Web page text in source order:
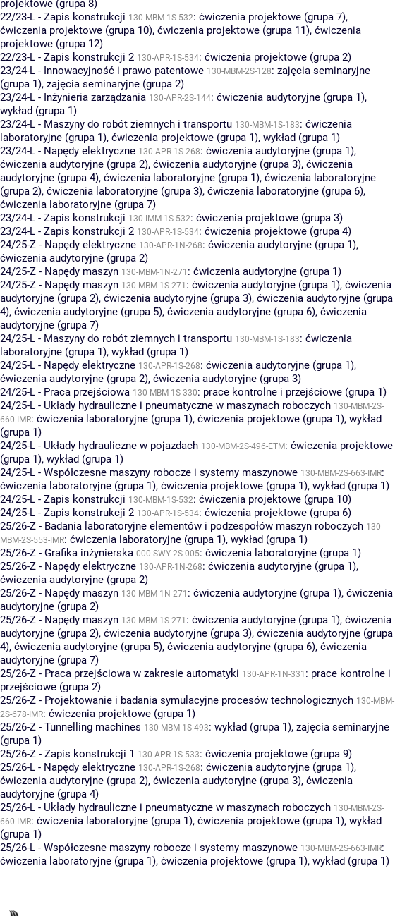
projektowe (grupa 8)
22/23-L - Zapis konstrukcji 130-MBM-1S-532: ćwiczenia projektowe (grupa 7),
ćwiczenia projektowe (grupa 10), ćwiczenia projektowe (grupa 11), ćwiczenia
projektowe (grupa 12)
22/23-L - Zapis konstrukcji 2 130-APR-1S-534: ćwiczenia projektowe (grupa 2)
23/24-L - Innowacyjność i prawo patentowe 130-MBM-2S-128: zajęcia seminaryjne
(grupa 1), zajęcia seminaryjne (grupa 2)
23/24-L - Inżynieria zarządzania 130-APR-2S-144: ćwiczenia audytoryjne (grupa 1),
wykład (grupa 1)
23/24-L - Maszyny do robót ziemnych i transportu 130-MBM-1S-183: ćwiczenia
laboratoryjne (grupa 1), ćwiczenia projektowe (grupa 1), wykład (grupa 1)
23/24-L - Napędy elektryczne 130-APR-1S-268: ćwiczenia audytoryjne (grupa 1),
ćwiczenia audytoryjne (grupa 2), ćwiczenia audytoryjne (grupa 3), ćwiczenia
audytoryjne (grupa 4), ćwiczenia laboratoryjne (grupa 1), ćwiczenia laboratoryjne
(grupa 2), ćwiczenia laboratoryjne (grupa 3), ćwiczenia laboratoryjne (grupa 6),
ćwiczenia laboratoryjne (grupa 7)
23/24-L - Zapis konstrukcji 130-IMM-1S-532: ćwiczenia projektowe (grupa 3)
23/24-L - Zapis konstrukcji 2 130-APR-1S-534: ćwiczenia projektowe (grupa 4)
24/25-Z - Napędy elektryczne 130-APR-1N-268: ćwiczenia audytoryjne (grupa 1),
ćwiczenia audytoryjne (grupa 2)
24/25-Z - Napędy maszyn 130-MBM-1N-271 : ćwiczenia audytoryjne (grupa 1)
24/25-Z - Napędy maszyn 130-MBM-1S-271 : ćwiczenia audytoryjne (grupa 1), ćwiczenia
audytoryjne (grupa 2), ćwiczenia audytoryjne (grupa 3), ćwiczenia audytoryjne (grupa
4), ćwiczenia audytoryjne (grupa 5), ćwiczenia audytoryjne (grupa 6), ćwiczenia
audytoryjne (grupa 7)
24/25-L - Maszyny do robót ziemnych i transportu 130-MBM-1S-183: ćwiczenia
laboratoryjne (grupa 1), wykład (grupa 1)
24/25-L - Napędy elektryczne 130-APR-1S-268: ćwiczenia audytoryjne (grupa 1),
ćwiczenia audytoryjne (grupa 2), ćwiczenia audytoryjne (grupa 3)
24/25-L - Praca przejściowa 130-MBM-1S-330: prace kontrolne i przejściowe (grupa 1)
24/25-L - Układy hydrauliczne i pneumatyczne w maszynach roboczych 130-MBM-2S-
660-IMR: ćwiczenia laboratoryjne (grupa 1), ćwiczenia projektowe (grupa 1), wykład
(grupa 1)
24/25-L - Układy hydrauliczne w pojazdach 130-MBM-2S-496-ETM: ćwiczenia projektowe
(grupa 1), wykład (grupa 1)
24/25-L - Współczesne maszyny robocze i systemy maszynowe 130-MBM-2S-663-IMR:
ćwiczenia laboratoryjne (grupa 1), ćwiczenia projektowe (grupa 1), wykład (grupa 1)
24/25-L - Zapis konstrukcji 130-MBM-1S-532: ćwiczenia projektowe (grupa 10)
24/25-L - Zapis konstrukcji 2 130-APR-1S-534: ćwiczenia projektowe (grupa 6)
25/26-Z - Badania laboratoryjne elementów i podzespołów maszyn roboczych 130-
MBM-2S-553-IMR: ćwiczenia laboratoryjne (grupa 1), wykład (grupa 1)
25/26-Z - Grafika inżynierska 000-SWY-2S-005: ćwiczenia laboratoryjne (grupa 1)
25/26-Z - Napędy elektryczne 130-APR-1N-268: ćwiczenia audytoryjne (grupa 1),
ćwiczenia audytoryjne (grupa 2)
25/26-Z - Napędy maszyn 130-MBM-1N-271 : ćwiczenia audytoryjne (grupa 1), ćwiczenia
audytoryjne (grupa 2)
25/26-Z - Napędy maszyn 130-MBM-1S-271 : ćwiczenia audytoryjne (grupa 1), ćwiczenia
audytoryjne (grupa 2), ćwiczenia audytoryjne (grupa 3), ćwiczenia audytoryjne (grupa
4), ćwiczenia audytoryjne (grupa 5), ćwiczenia audytoryjne (grupa 6), ćwiczenia
audytoryjne (grupa 7)
25/26-Z - Praca przejściowa w zakresie automatyki 130-APR-1N-331 : prace kontrolne i
przejściowe (grupa 2)
25/26-Z - Projektowanie i badania symulacyjne procesów technologicznych 130-MBM-
2S-678-IMR: ćwiczenia projektowe (grupa 1)
25/26-Z - Tunnelling machines 130-MBM-1S-493: wykład (grupa 1), zajęcia seminaryjne
(grupa 1)
25/26-Z - Zapis konstrukcji 1 130-APR-1S-533: ćwiczenia projektowe (grupa 9)
25/26-L - Napędy elektryczne 130-APR-1S-268: ćwiczenia audytoryjne (grupa 1),
ćwiczenia audytoryjne (grupa 2), ćwiczenia audytoryjne (grupa 3), ćwiczenia
audytoryjne (grupa 4)
25/26-L - Układy hydrauliczne i pneumatyczne w maszynach roboczych 130-MBM-2S-
660-IMR: ćwiczenia laboratoryjne (grupa 1), ćwiczenia projektowe (grupa 1), wykład
(grupa 1)
25/26-L - Współczesne maszyny robocze i systemy maszynowe 130-MBM-2S-663-IMR:
ćwiczenia laboratoryjne (grupa 1), ćwiczenia projektowe (grupa 1), wykład (grupa 1)